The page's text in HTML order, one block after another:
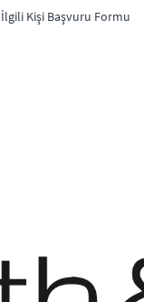
İlgili Kişi Başvuru Formu